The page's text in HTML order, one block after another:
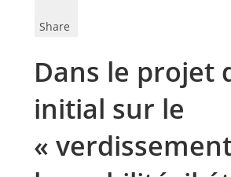
Share
Dans le projet
initial sur le
«